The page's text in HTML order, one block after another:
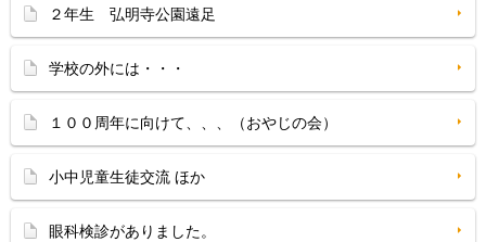
２年生 弘明寺公園遠足
学校の外には・・・
１００周年に向けて、、、（おやじの会）
小中児童生徒交流 ほか
眼科検診がありました。